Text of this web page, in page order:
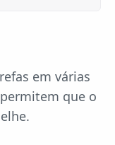
em várias
que o